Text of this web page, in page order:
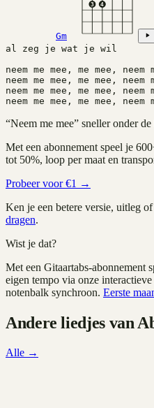
Gm
3 4
al zeg je wat je wil
neem me mee, me mee, neem
neem me mee, me mee, neem
neem me mee, me mee, neem
neem me mee, me mee, neem
“Neem me mee” sneller onder
Met een abonnement speel je
tot 50%, loop per maat en
Probeer voor €1 →
Ken je een betere versie, uitleg
dragen.
Wist je dat?
Met een Gitaartabs-abonnement
eigen tempo via onze
notenbalk synchroon. Eerste
Andere liedjes van
Alle →